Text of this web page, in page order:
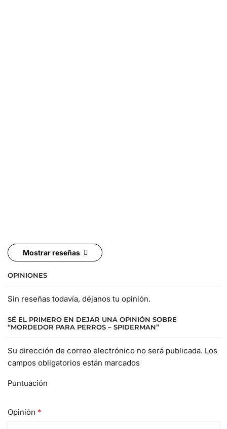
Mostrar reseñas
OPINIONES
Sin reseñas todavía, déjanos tu opinión.
SÉ EL PRIMERO EN DEJAR UNA OPINIÓN SOBRE
“MORDEDOR PARA PERROS – SPIDERMAN”
Su dirección de correo electrónico no será publicada. Los
campos obligatorios están marcados
Puntuación
Opinión *